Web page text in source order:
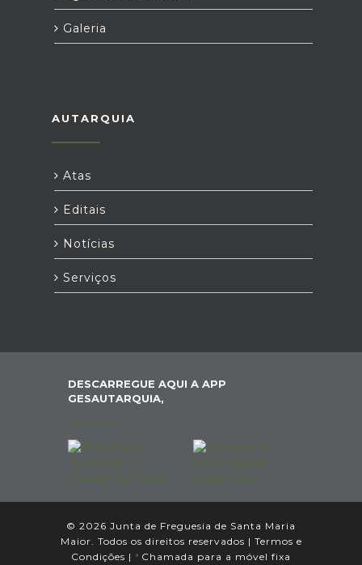
Galeria
AUTARQUIA
Atas
Editais
Notícias
Serviços
DESCARREGUE AQUI A APP
GESAUTARQUIA,
© 2026 Junta de Freguesia de Santa Maria
Maior. Todos os direitos reservados | Termos e
Condições | * Chamada para a móvel fixa